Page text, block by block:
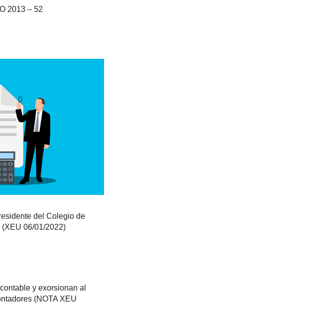
2013 – 52
del Colegio de
06/01/2022)
y exorsionan al
(NOTA XEU